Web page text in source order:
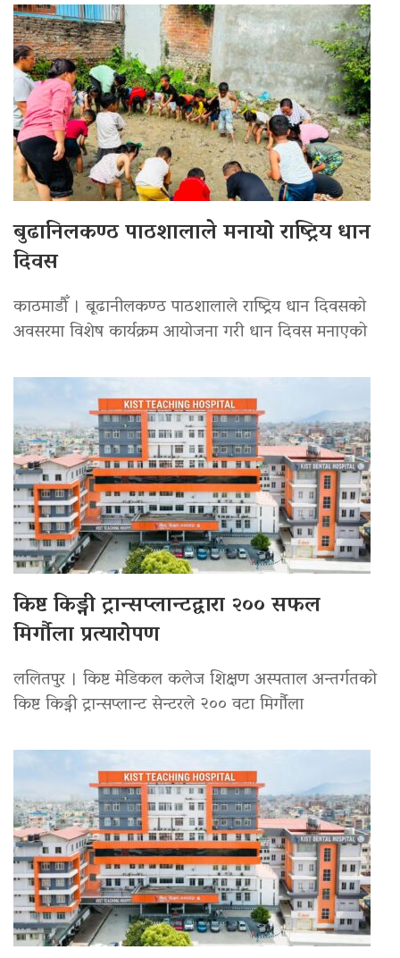
बुढानिलकण्ठ पाठशालाले मनायो राष्ट्रिय धान
दिवस
काठमाडौँ । बूढानीलकण्ठ पाठशालाले राष्ट्रिय धान दिवसको
अवसरमा विशेष कार्यक्रम आयोजना गरी धान दिवस मनाएको
किष्ट किड्नी ट्रान्सप्लान्टद्वारा २०० सफल
मिर्गौला प्रत्यारोपण
ललितपुर । किष्ट मेडिकल कलेज शिक्षण अस्पताल अन्तर्गतको
किष्ट किड्नी ट्रान्सप्लान्ट सेन्टरले २०० वटा मिर्गौला